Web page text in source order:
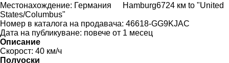
Местонахождение: Германия Hamburg6724 км to "United
States/Columbus"
Номер в каталога на продавача: 46618-GG9KJAC
Дата на публикуване: повече от 1 месец
Описание
Скорост: 40 км/ч
Полуоски